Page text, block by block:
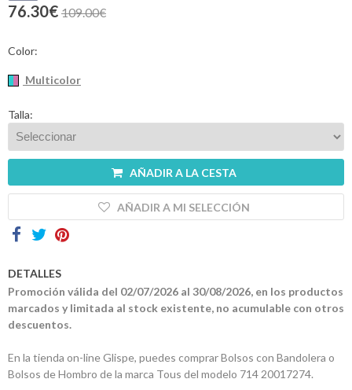
76.30€ 109.00€
Color:
Multicolor
Talla:
AÑADIR A LA CESTA
AÑADIR A MI SELECCIÓN
DETALLES
Promoción válida del 02/07/2026 al 30/08/2026, en los productos
marcados y limitada al stock existente, no acumulable con otros
descuentos.
En la tienda on-line Glispe, puedes comprar Bolsos con Bandolera o
Bolsos de Hombro de la marca Tous del modelo 714 20017274.